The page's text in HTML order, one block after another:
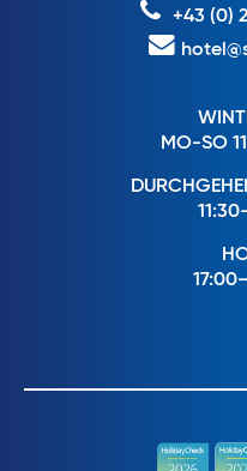
+43 (0)
MO-SO